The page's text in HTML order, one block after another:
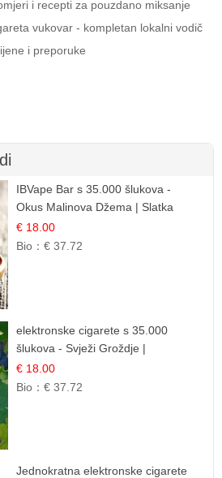
i recepti za pouzdano miksanje
vukovar - kompletan lokalni vodič
i preporuke
IBVape Bar s 35.000 šlukova -
Okus Malinova Džema | Slatka
Voćna Aroma
€ 18.00
Bio：€ 37.72
elektronske cigarete s 35.000
šlukova - Svježi Groždje |
Osježavajuća Voćna Aroma
€ 18.00
Bio：€ 37.72
Jednokratna elektronske cigarete